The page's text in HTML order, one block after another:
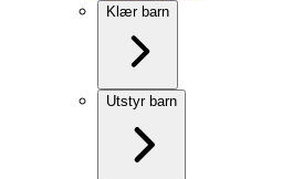
Klær barn
Utstyr barn